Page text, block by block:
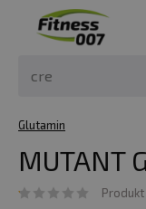
Glutamin
MUTANT